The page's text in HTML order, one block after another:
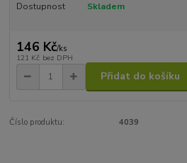
Dostupnost Skladem
146 Kč/ks
121 Kč bez DPH
Přidat do košíku
Číslo produktu: 4039